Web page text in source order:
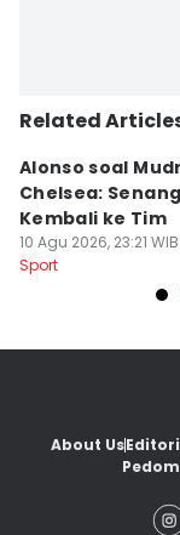
Related
Alonso soal
Chelsea:
Kembali ke Tim
10 Agu 2026, 23:21 WIB
Sport
About Us